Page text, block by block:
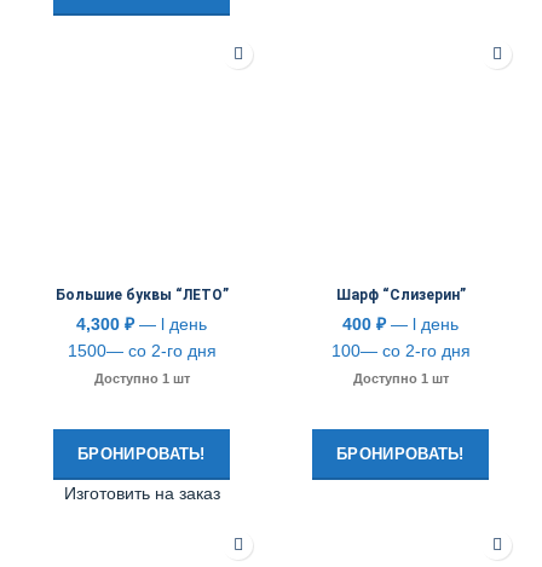
Большие буквы “ЛЕТО”
4,300 ₽— l день
1500— со 2-го дня
Доступно 1 шт
БРОНИРОВАТЬ!
Изготовить на заказ
Шарф “Слизерин”
400 ₽— l день
100— со 2-го дня
Доступно 1 шт
БРОНИРОВАТЬ!